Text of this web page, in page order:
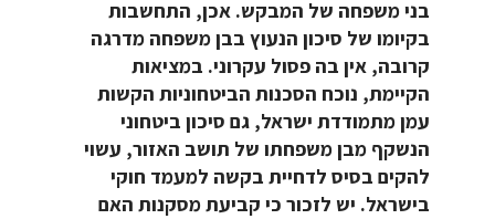
בני משפחה של המבקש. אכן, התחשבות
בקיומו של סיכון הנעוץ בבן משפחה מדרגה
קרובה, אין בה פסול עקרוני. במציאות
הקיימת, נוכח הסכנות הביטחוניות הקשות
עמן מתמודדת ישראל, גם סיכון ביטחוני
הנשקף מבן משפחתו של תושב האזור, עשוי
להקים בסיס לדחיית בקשה למעמד חוקי
בישראל. יש לזכור כי קביעת מסקנות האם